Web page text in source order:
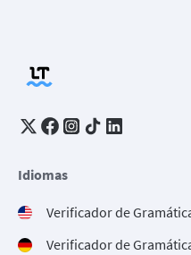
Idiomas
Verificador de
Verificador de